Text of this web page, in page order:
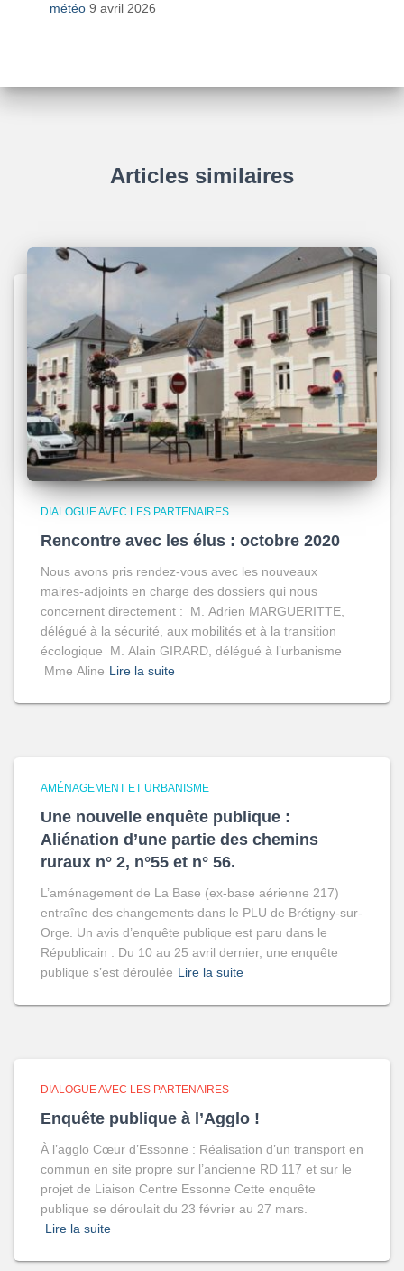
météo 9 avril 2026
Articles similaires
DIALOGUE AVEC LES PARTENAIRES
Rencontre avec les élus : octobre 2020
Nous avons pris rendez-vous avec les nouveaux
maires-adjoints en charge des dossiers qui nous
concernent directement : M. Adrien MARGUERITTE,
délégué à la sécurité, aux mobilités et à la transition
écologique M. Alain GIRARD, délégué à l’urbanisme
Mme Aline Lire la suite
AMÉNAGEMENT ET URBANISME
Une nouvelle enquête publique :
Aliénation d’une partie des chemins
ruraux n° 2, n°55 et n° 56.
L’aménagement de La Base (ex-base aérienne 217)
entraîne des changements dans le PLU de Brétigny-sur-
Orge. Un avis d’enquête publique est paru dans le
Républicain : Du 10 au 25 avril dernier, une enquête
publique s’est déroulée Lire la suite
DIALOGUE AVEC LES PARTENAIRES
Enquête publique à l’Agglo !
À l’agglo Cœur d’Essonne : Réalisation d’un transport en
commun en site propre sur l’ancienne RD 117 et sur le
projet de Liaison Centre Essonne Cette enquête
publique se déroulait du 23 février au 27 mars.
Lire la suite